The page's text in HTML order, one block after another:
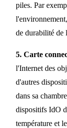
piles. Par
de durabilité de
5. Carte
l'Internet des
d'autres
dans sa
dispositifs IdO
température et